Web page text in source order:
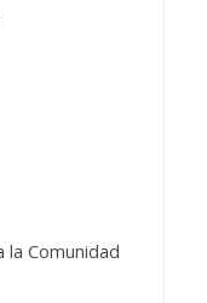
la Comunidad